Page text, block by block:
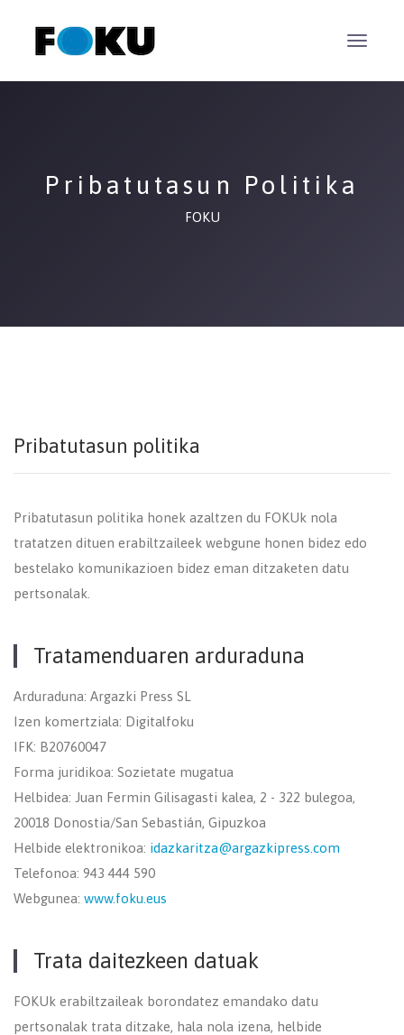
Pribatutasun Politika
FOKU
Pribatutasun politika
Pribatutasun politika honek azaltzen du FOKUk nola
tratatzen dituen erabiltzaileek webgune honen bidez edo
bestelako komunikazioen bidez eman ditzaketen datu
pertsonalak.
Tratamenduaren arduraduna
Arduraduna: Argazki Press SL
Izen komertziala: Digitalfoku
IFK: B20760047
Forma juridikoa: Sozietate mugatua
Helbidea: Juan Fermin Gilisagasti kalea, 2 - 322 bulegoa,
20018 Donostia/San Sebastián, Gipuzkoa
Helbide elektronikoa: idazkaritza@argazkipress.com
Telefonoa: 943 444 590
Webgunea: www.foku.eus
Trata daitezkeen datuak
FOKUk erabiltzaileak borondatez emandako datu
pertsonalak trata ditzake, hala nola izena, helbide